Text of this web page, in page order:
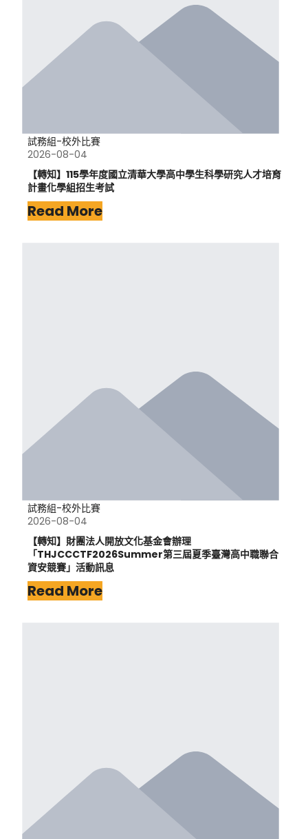
試務組-校外比賽
2026-08-04
【轉知】115學年度國立清華大學高中學生科學研究人才培育
計畫化學組招生考試
Read More
試務組-校外比賽
2026-08-04
【轉知】財團法人開放文化基金會辦理
「THJCCCTF2026Summer第三屆夏季臺灣高中職聯合
資安競賽」活動訊息
Read More